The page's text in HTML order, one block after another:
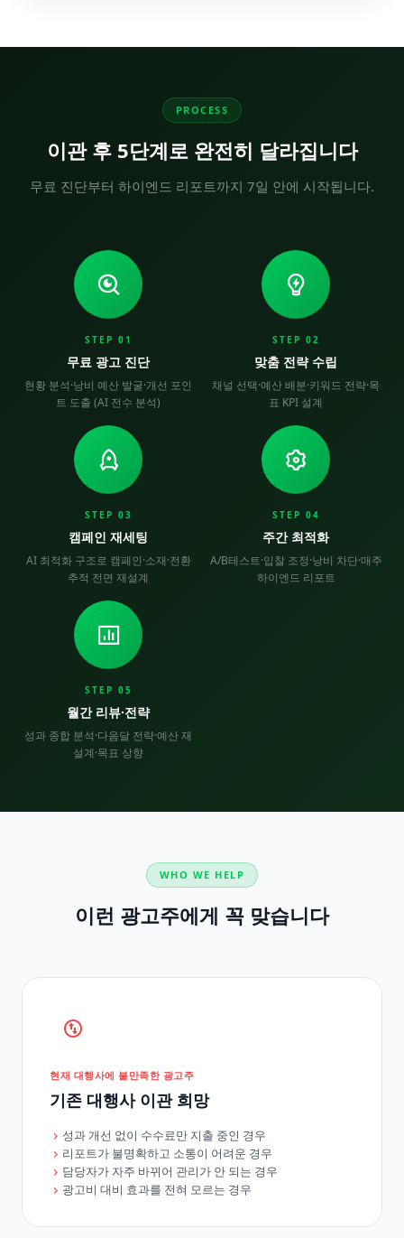
PROCESS
이관 후 5단계로 완전히 달라집니다
무료 진단부터 하이엔드 리포트까지 7일 안에 시작됩니다.
STEP 01
무료 광고 진단
현황 분석·낭비 예산 발굴·개선 포인
트 도출 (AI 전수 분석)
STEP 02
맞춤 전략 수립
채널 선택·예산 배분·키워드 전략·목
표 KPI 설계
STEP 03
캠페인 재세팅
AI 최적화 구조로 캠페인·소재·전환
추적 전면 재설계
STEP 04
주간 최적화
A/B테스트·입찰 조정·낭비 차단·매주
하이엔드 리포트
STEP 05
월간 리뷰·전략
성과 종합 분석·다음달 전략·예산 재
설계·목표 상향
WHO WE HELP
이런 광고주에게 꼭 맞습니다
현재 대행사에 불만족한 광고주
기존 대행사 이관 희망
성과 개선 없이 수수료만 지출 중인 경우
리포트가 불명확하고 소통이 어려운 경우
담당자가 자주 바뀌어 관리가 안 되는 경우
광고비 대비 효과를 전혀 모르는 경우